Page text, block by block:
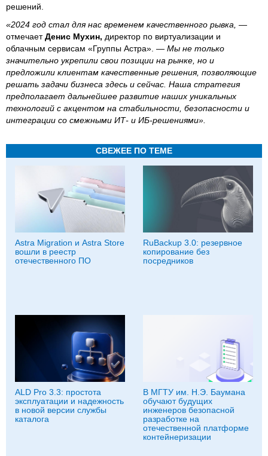
решений.
«2024 год стал для нас временем качественного рывка, —
отмечаетДенис Мухин, директор по виртуализации и
облачным сервисам «Группы Астра». — Мы не только
значительно укрепили свои позиции на рынке, но и
предложили клиентам качественные решения, позволяющие
решать задачи бизнеса здесь и сейчас. Наша стратегия
предполагает дальнейшее развитие наших уникальных
технологий с акцентом на стабильности, безопасности и
интеграции со смежными ИТ- и ИБ-решениями».
СВЕЖЕЕ ПО ТЕМЕ
Astra Migration и Astra Store
вошли в реестр
отечественного ПО
RuBackup 3.0: резервное
копирование без
посредников
ALD Pro 3.3: простота
эксплуатации и надежность
в новой версии службы
каталога
В МГТУ им. Н.Э. Баумана
обучают будущих
инженеров безопасной
разработке на
отечественной платформе
контейнеризации